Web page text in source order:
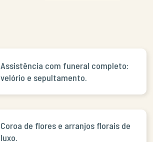
Assistência com funeral completo:
velório e sepultamento.
Coroa de flores e arranjos florais de
luxo.